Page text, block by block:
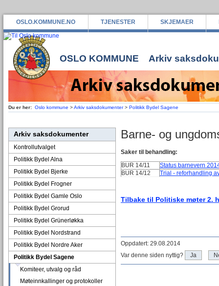
OSLO.KOMMUNE.NO TJENESTER SKJEMAER
OSLO KOMMUNE Arkiv
Du er her: Oslo kommune >Arkiv saksdokumenter> Politikk Bydel Sagene
Arkiv saksdokumenter
Kontrollutvalget
Politikk Bydel Alna
Politikk Bydel Bjerke
Politikk Bydel Frogner
Politikk Bydel Gamle Oslo
Politikk Bydel Grorud
Politikk Bydel Grünerløkka
Politikk Bydel Nordstrand
Politikk Bydel Nordre Aker
Politikk Bydel Sagene
Komiteer, utvalg og råd
Møteinnkallinger og protokoller
Barne- og
Saker til behandling:
BUR 14/11
Status barnevern
BUR 14/12
Trial - reforhandling
Tilbake til Politiske møter 2.
Oppdatert: 29.08.2014
Var denne siden nyttig?
Ja